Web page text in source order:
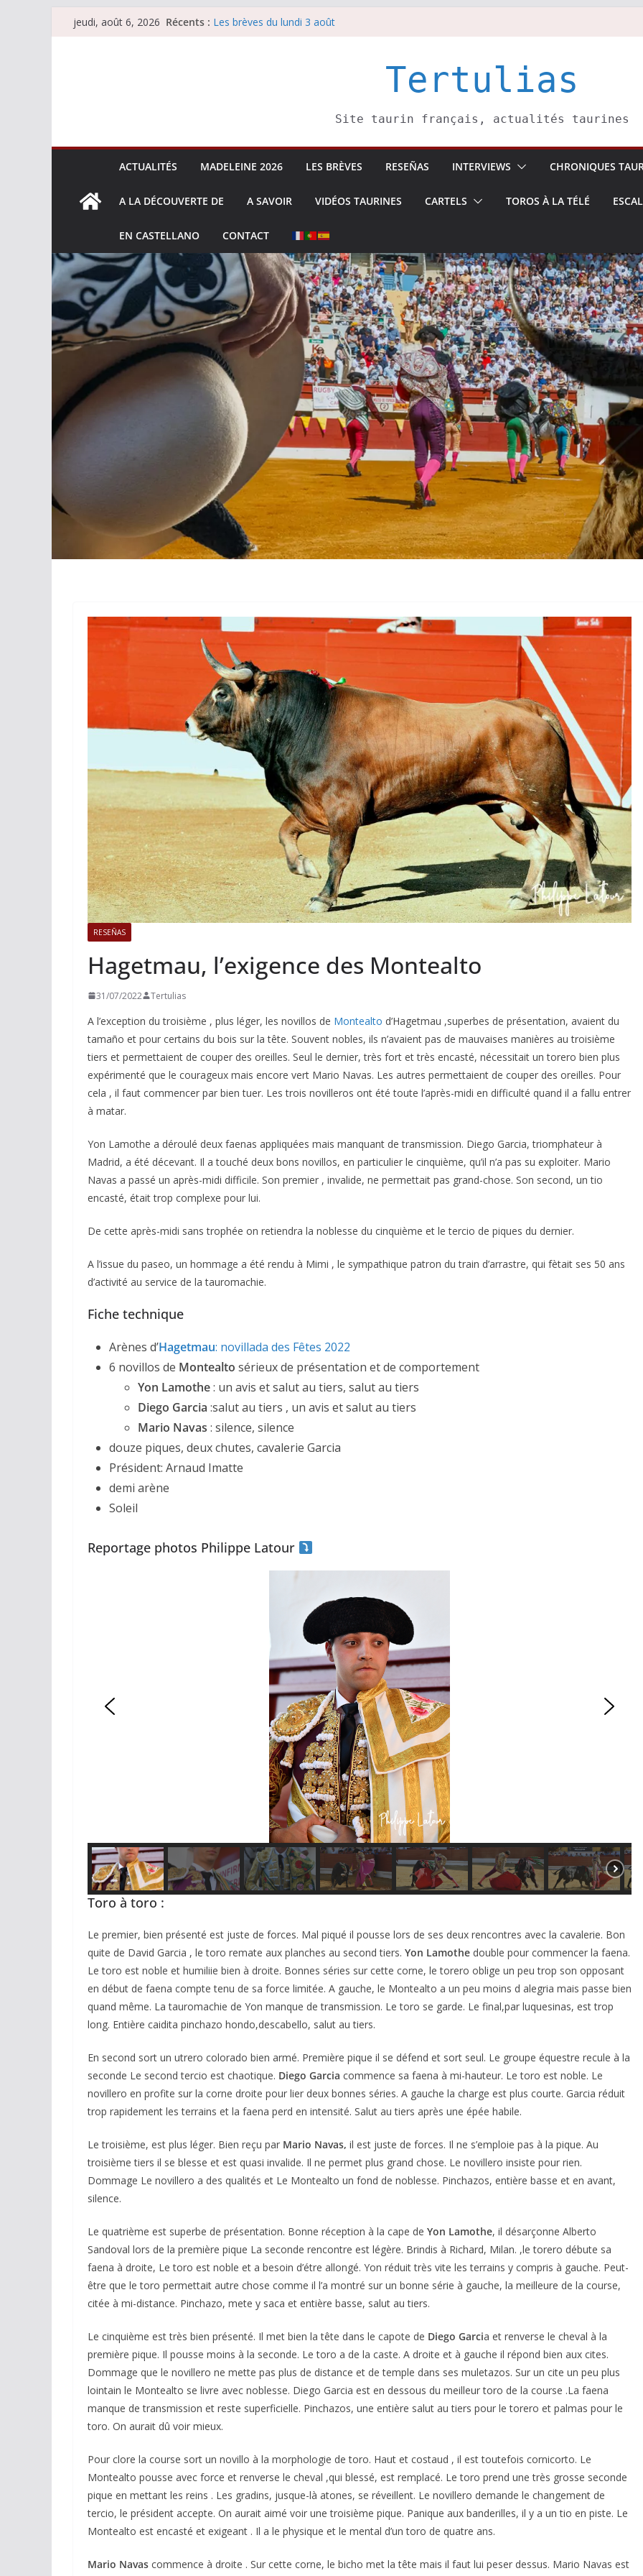
Passerjeudi, août 6, 2026 Récents : Les brèves du lundi 3 août
Tertulias
Site taurin français, actualités taurines
ACTUALITÉS MADELEINE 2026 LES BRÈVES RESEÑAS INTERVIEWS CHRONIQUES
A LA DÉCOUVERTE DE A SAVOIR VIDÉOS TAURINES CARTELS TOROS À LA TÉLÉ
EN CASTELLANO CONTACT
RESEÑAS
Hagetmau, l’exigence des Montealto
31/07/2022 Tertulias
A l’exception du troisième , plus léger, les novillos de Montealto d’Hagetmau ,superbes de présentation, avaient du
tamaño et pour certains du bois sur la tête. Souvent nobles, ils n’avaient pas de mauvaises manières au troisième
tiers et permettaient de couper des oreilles. Seul le dernier, très fort et très encasté, nécessitait un torero bien plus
expérimenté que le courageux mais encore vert Mario Navas. Les autres permettaient de couper des oreilles. Pour
cela , il faut commencer par bien tuer. Les trois novilleros ont été toute l’après-midi en difficulté quand il a fallu entrer
à matar.
Yon Lamothe a déroulé deux faenas appliquées mais manquant de transmission. Diego Garcia, triomphateur à
Madrid, a été décevant. Il a touché deux bons novillos, en particulier le cinquième, qu’il n’a pas su exploiter. Mario
Navas a passé un après-midi difficile. Son premier , invalide, ne permettait pas grand-chose. Son second, un tio
encasté, était trop complexe pour lui.
De cette après-midi sans trophée on retiendra la noblesse du cinquième et le tercio de piques du dernier.
A l’issue du paseo, un hommage a été rendu à Mimi , le sympathique patron du train d’arrastre, qui fètait ses 50 ans
d’activité au service de la tauromachie.
Fiche technique
Arènes d’Hagetmau: novillada des Fêtes 2022
6 novillos de Montealto sérieux de présentation et de comportement
Yon Lamothe: un avis et salut au tiers, salut au tiers
Diego Garcia :salut au tiers , un avis et salut au tiers
Mario Navas : silence, silence
douze piques, deux chutes, cavalerie Garcia
Président: Arnaud Imatte
demi arène
Soleil
Reportage photos Philippe Latour
Toro à toro :
Le premier, bien présenté est juste de forces. Mal piqué il pousse lors de ses deux rencontres avec la cavalerie. Bon
quite de David Garcia , le toro remate aux planches au second tiers. Yon Lamothe double pour commencer la faena.
Le toro est noble et humiliie bien à droite. Bonnes séries sur cette corne, le torero oblige un peu trop son opposant
en début de faena compte tenu de sa force limitée. A gauche, le Montealto a un peu moins d alegria mais passe bien
quand même. La tauromachie de Yon manque de transmission. Le toro se garde. Le final,par luquesinas, est trop
long. Entière caidita pinchazo hondo,descabello, salut au tiers.
En second sort un utrero colorado bien armé. Première pique il se défend et sort seul. Le groupe équestre recule à la
seconde Le second tercio est chaotique. Diego Garcia commence sa faena à mi-hauteur. Le toro est noble. Le
novillero en profite sur la corne droite pour lier deux bonnes séries. A gauche la charge est plus courte. Garcia réduit
trop rapidement les terrains et la faena perd en intensité. Salut au tiers après une épée habile.
Le troisième, est plus léger. Bien reçu par Mario Navas, il est juste de forces. Il ne s’emploie pas à la pique. Au
troisième tiers il se blesse et est quasi invalide. Il ne permet plus grand chose. Le novillero insiste pour rien.
Dommage Le novillero a des qualités et Le Montealto un fond de noblesse. Pinchazos, entière basse et en avant,
silence.
Le quatrième est superbe de présentation. Bonne réception à la cape de Yon Lamothe, il désarçonne Alberto
Sandoval lors de la première pique La seconde rencontre est légère. Brindis à Richard, Milan. ,le torero débute sa
faena à droite, Le toro est noble et a besoin d’étre allongé. Yon réduit très vite les terrains y compris à gauche. Peut-
être que le toro permettait autre chose comme il l’a montré sur un bonne série à gauche, la meilleure de la course,
citée à mi-distance. Pinchazo, mete y saca et entière basse, salut au tiers.
Le cinquième est très bien présenté. Il met bien la tête dans le capote de Diego Garcia et renverse le cheval à la
première pique. Il pousse moins à la seconde. Le toro a de la caste. A droite et à gauche il répond bien aux cites.
Dommage que le novillero ne mette pas plus de distance et de temple dans ses muletazos. Sur un cite un peu plus
lointain le Montealto se livre avec noblesse. Diego Garcia est en dessous du meilleur toro de la course .La faena
manque de transmission et reste superficielle. Pinchazos, une entière salut au tiers pour le torero et palmas pour le
toro. On aurait dû voir mieux.
Pour clore la course sort un novillo à la morphologie de toro. Haut et costaud , il est toutefois cornicorto. Le
Montealto pousse avec force et renverse le cheval ,qui blessé, est remplacé. Le toro prend une très grosse seconde
pique en mettant les reins . Les gradins, jusque-là atones, se réveillent. Le novillero demande le changement de
tercio, le président accepte. On aurait aimé voir une troisième pique. Panique aux banderilles, il y a un tio en piste. Le
Montealto est encasté et exigeant . Il a le physique et le mental d’un toro de quatre ans.
Mario Navas commence à droite . Sur cette corne, le bicho met la tête mais il faut lui peser dessus. Mario Navas est
ACTUALITÉS TAURINES PHOTOS TAURINES 2026
Istres, l’ouverture en
photos
19/06/2026 Tertulias
ACTUALITÉS TAURINES PHOTOS TAURINES 2026
Bayonne, la corrida
des fêtes en photos
17/07/2026 Tertulias
ACTUALITÉS TAURINES
CHRONIQUES TAURINES 2026
Arles : au seuil des